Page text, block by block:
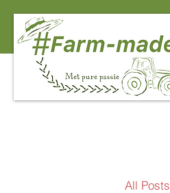
All Posts